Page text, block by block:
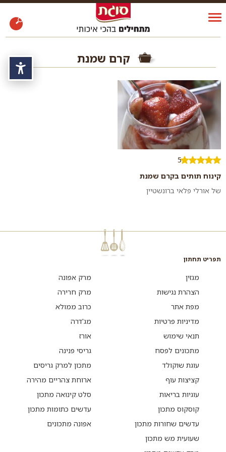
קרם שמנת
5
קינוח תותים בקרם שמנת
של אורלי פלאי ברונשטיין
תפריט תחתון
מגזין
הצהרת נגישות
מפת אתר
מדיניות פרטיות
תנאי שימוש
מתכונים לפסח
עוגת שוקולד
קציצות עוף
עוגיות בריאות
קוסקוס מתכון
עדשים שחורות מתכון
שעועית מש מתכון
מרק אפונה
מרק חרירה
כרוב ממולא
מג'דרה
אורז
גריסי פנינה
מתכון למרק גריסים
ארוחת צהריים מהירה
סלט קינואה מתכון
עדשים כתומות מתכון
אפונה מתכונים